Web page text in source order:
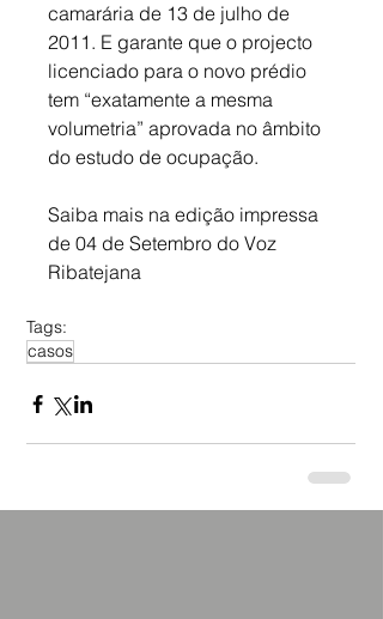
camarária de 13 de julho de
2011. E garante que o projecto
licenciado para o novo prédio
tem “exatamente a mesma
volumetria” aprovada no âmbito
do estudo de ocupação.
Saiba mais na edição impressa
de 04 de Setembro do Voz
Ribatejana
Tags:
casos